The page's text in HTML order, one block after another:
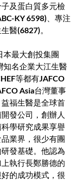
及蛋白質多元檢
KY 6598)、專注
醫(6827)。
本最大創投集團
知名企業大江生醫
等都有JAFCO
Asia台灣董事
福生醫是全球首
發公司，創辦人
學研究成果享譽
業界，很少有團
發基礎。他認為
執行長鄭勝德的
的成功模式，很